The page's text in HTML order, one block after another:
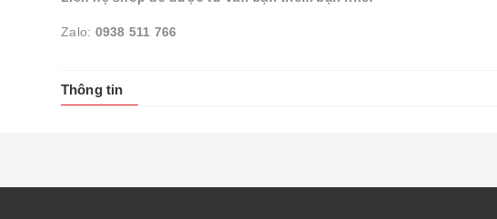
Zalo: 0938 511 766
Thông tin